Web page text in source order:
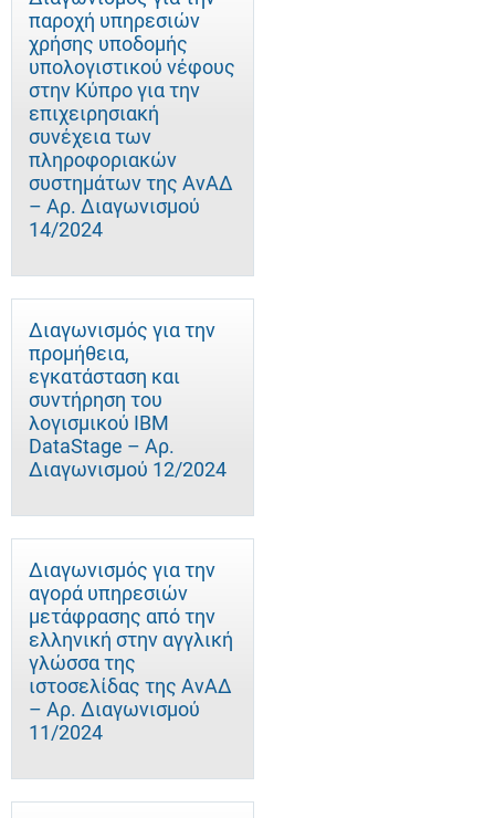
παροχή υπηρεσιών
χρήσης υποδομής
υπολογιστικού νέφους
στην Κύπρο για την
επιχειρησιακή
συνέχεια των
πληροφοριακών
συστημάτων της ΑνΑΔ
– Αρ. Διαγωνισμού
14/2024
Διαγωνισμός για την
προμήθεια,
εγκατάσταση και
συντήρηση του
λογισμικού IBM
DataStage – Αρ.
Διαγωνισμού 12/2024
Διαγωνισμός για την
αγορά υπηρεσιών
μετάφρασης από την
ελληνική στην αγγλική
γλώσσα της
ιστοσελίδας της ΑνΑΔ
– Αρ. Διαγωνισμού
11/2024